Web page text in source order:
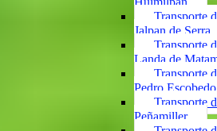
Transporte
Jalpan de Serra
Transporte
Landa de
Transporte
Pedro Escobedo
Transporte
Peñamiller